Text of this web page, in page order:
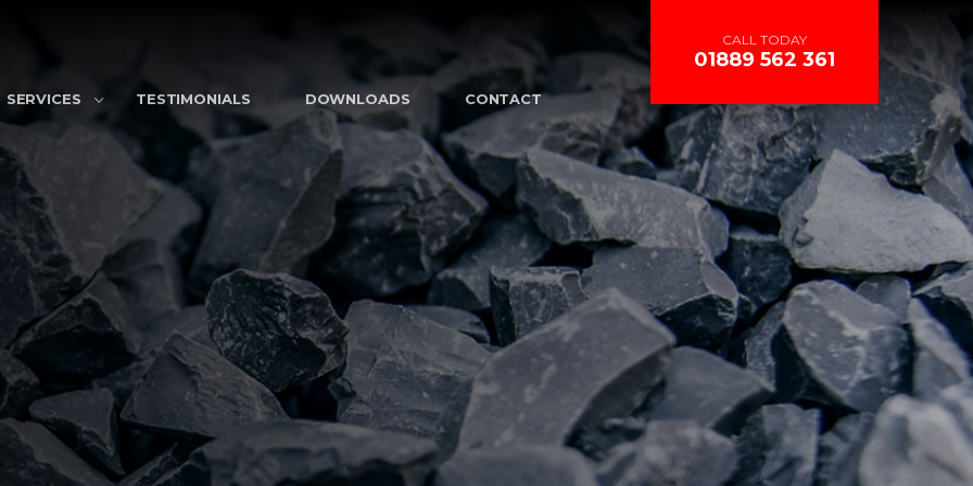
SERVICES TESTIMONIALS DOWNLOADS CONTACT
CALL TODAY
01889 562 361